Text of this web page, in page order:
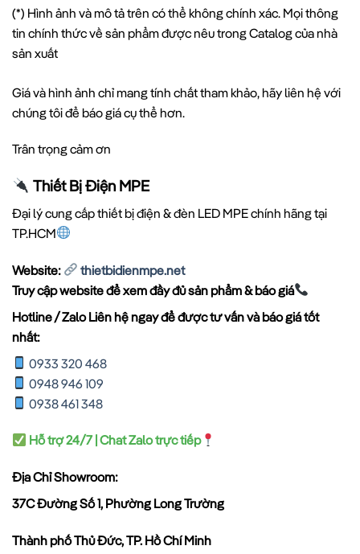
(*) Hình ảnh và mô tả trên có thể không chính xác. Mọi thông
tin chính thức về sản phẩm được nêu trong Catalog của nhà
sản xuất
Giá và hình ảnh chỉ mang tính chất tham khảo, hãy liên hệ với
chúng tôi để báo giá cụ thể hơn.
Trân trọng cảm ơn
Thiết Bị Điện MPE
Đại lý cung cấp thiết bị điện & đèn LED MPE chính hãng tại
TP.HCM
Website:
thietbidienmpe.net
Truy cập website để xem đầy đủ sản phẩm & báo giá
Hotline / Zalo Liên hệ ngay để được tư vấn và báo giá tốt
nhất:
0933 320 468
0948 946 109
0938 461 348
Hỗ trợ 24/7 | Chat Zalo trực tiếp
Địa Chỉ Showroom:
37C Đường Số 1, Phường Long Trường
Thành phố Thủ Đức, TP. Hồ Chí Minh